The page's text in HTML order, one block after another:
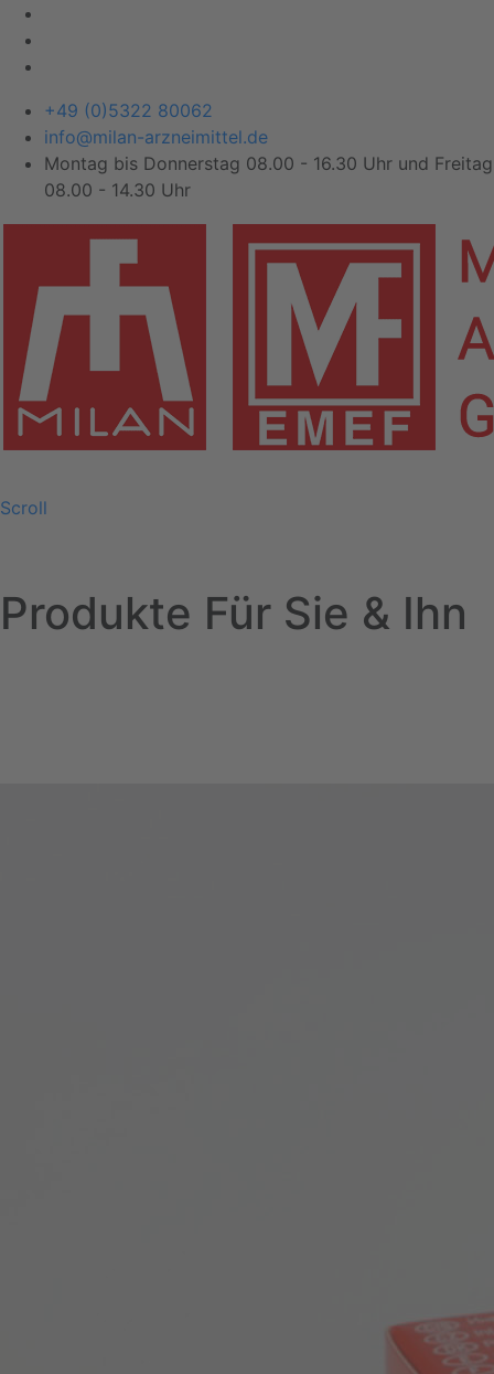
+49 (0)5322 80062
info@milan-arzneimittel.de
Montag bis Donnerstag 08.00 - 16.30 Uhr und Freitag
08.00 - 14.30 Uhr
Scroll
Produkte Für Sie & Ihn